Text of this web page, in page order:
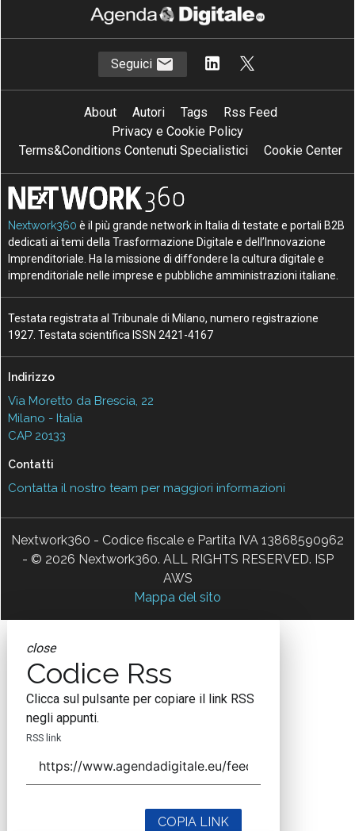
Seguici
About Autori Tags
Rss Feed
Privacy e Cookie Policy
Terms&Conditions Contenuti Specialistici
Cookie Center
Nextwork360 è il più grande network in Italia di testate e portali B2B
dedicati ai temi della Trasformazione Digitale e dell’Innovazione
Imprenditoriale. Ha la missione di diffondere la cultura digitale e
imprenditoriale nelle imprese e pubbliche amministrazioni italiane.
Testata registrata al Tribunale di Milano, numero registrazione
1927. Testata scientifica ISSN 2421-4167
Indirizzo
Via Moretto da Brescia, 22
Milano - Italia
CAP 20133
Contatti
Contatta il nostro team per maggiori informazioni
Nextwork360 - Codice fiscale e Partita IVA 13868590962
- © 2026 Nextwork360. ALL RIGHTS RESERVED. ISP
AWS
Mappa del sito
close
Codice Rss
Clicca sul pulsante per copiare il link RSS
negli appunti.
RSS link
COPIA LINK